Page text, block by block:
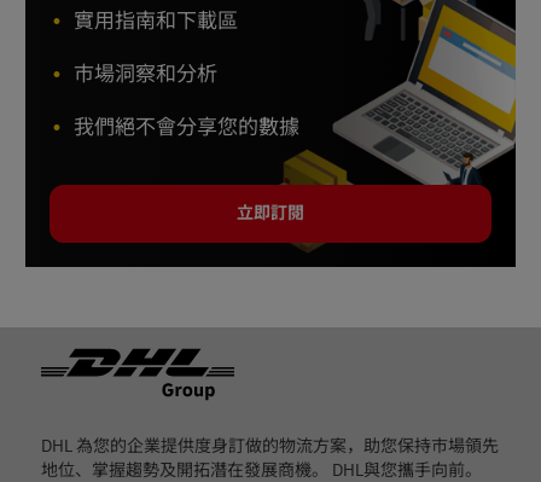
實用指南和下載區
市場洞察和分析
我們絕不會分享您的數據
立即訂閱
DHL 為您的企業提供度身訂做的物流方案，助您保持市場領先
地位、掌握趨勢及開拓潛在發展商機。 DHL與您攜手向前。